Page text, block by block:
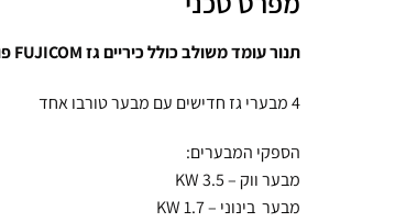
תנור עומד משולב כולל כיריים גז FUJICOM פוג'יקום צבע שחור
4 מבערי גז חדישים עם מבער טורבו אחד
הספקי המבערים:
מבער ווק – KW 3.5
מבער בינוני – KW 1.7